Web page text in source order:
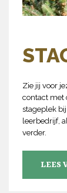
Zie jij voor
contact met
stageplek
leerbedrijf,
verder.
LEES